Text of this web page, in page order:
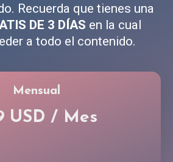
Recuerda que tienes una
DE 3 DÍAS en la cual
a todo el contenido.
Mensual
USD / Mes